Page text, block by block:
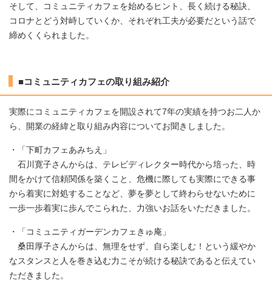
そして、コミュニティカフェを始めるヒント、長く続ける秘訣、
コロナとどう対峙していくか、それぞれ工夫が必要だという話で
締めくくられました。
■コミュニティカフェの取り組み紹介
実際にコミュニティカフェを開設されて7年の実績を持つお二人か
ら、開業の経緯と取り組み内容についてお聞きしました。
・「下町カフェあみちえ」
石川寛子さんからは、テレビディレクター時代から培った、時
間をかけて信頼関係を築くこと、危機に際しても実際にできる事
から着実に対処することなど、夢を夢として終わらせないために
一歩一歩着実に歩んでこられた、力強いお話をいただきました。
・「コミュニティガーデンカフェきゅ庵」
桑田厚子さんからは、無理をせず、自ら楽しむ！という緩やか
なスタンスと人を巻き込む力こそが続ける秘訣であると伝えてい
ただきました。